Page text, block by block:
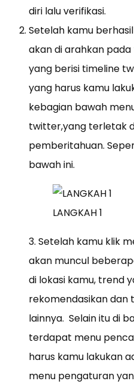
diri lalu verifikasi.
Setelah kamu
akan di arahkan
yang berisi timeline
yang harus kamu
kebagian bawah
twitter,yang terletak
pemberitahuan.
bawah ini.
LANGKAH 1
3. Setelah kamu klik
akan muncul
di lokasi kamu, trend
rekomendasikan dan
lainnya. Selain itu di
terdapat menu
harus kamu lakukan
menu pengaturan